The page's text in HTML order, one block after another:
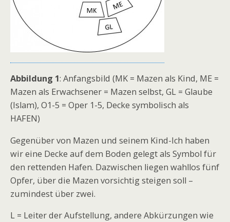
Abbildung 1: Anfangsbild (MK = Mazen als Kind, ME =
Mazen als Erwachsener = Mazen selbst, GL = Glaube
(Islam), O1-5 = Oper 1-5, Decke symbolisch als
HAFEN)
Gegenüber von Mazen und seinem Kind-Ich haben
wir eine Decke auf dem Boden gelegt als Symbol für
den rettenden Hafen. Dazwischen liegen wahllos fünf
Opfer, über die Mazen vorsichtig steigen soll –
zumindest über zwei.
L = Leiter der Aufstellung, andere Abkürzungen wie